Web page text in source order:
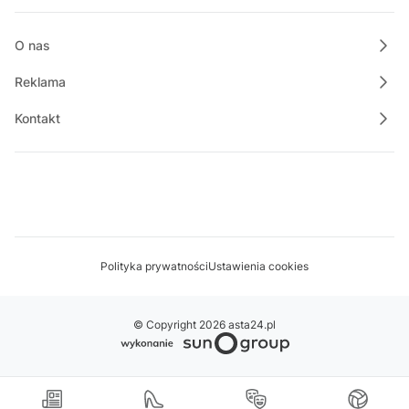
Film dokumentalny "Piete Kuhr"
O nas
Reklama
Kontakt
Polityka prywatnościUstawienia cookies
© Copyright 2026 asta24.pl